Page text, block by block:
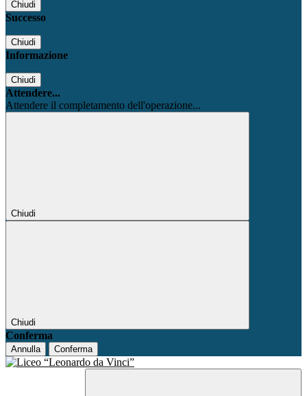
Chiudi
Successo
Chiudi
Informazione
Chiudi
Attendere...
Attendere il completamento dell'operazione...
Chiudi
Chiudi
Conferma
Annulla Conferma